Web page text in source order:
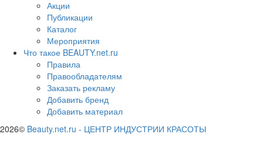
Акции
Публикации
Каталог
Мероприятия
Что такое BEAUTY.net.ru
Правила
Правообладателям
Заказать рекламу
Добавить бренд
Добавить материал
2026© Beauty.net.ru - ЦЕНТР ИНДУСТРИИ КРАСОТЫ